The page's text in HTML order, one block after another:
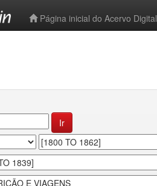
Página inicial do Acervo Digital